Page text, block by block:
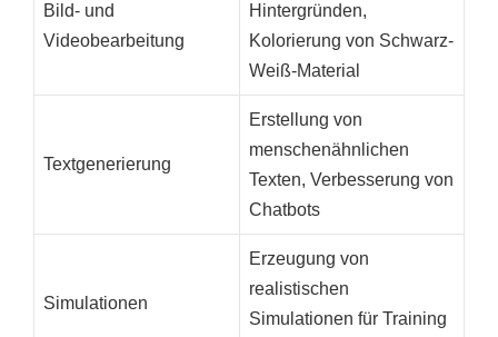
Bild- und
Videobearbeitung
Hintergründen,
Kolorierung von Schwarz-
Weiß-Material
Textgenerierung
Erstellung von
menschenähnlichen
Texten, Verbesserung von
Chatbots
Simulationen
Erzeugung von
realistischen
Simulationen für Training